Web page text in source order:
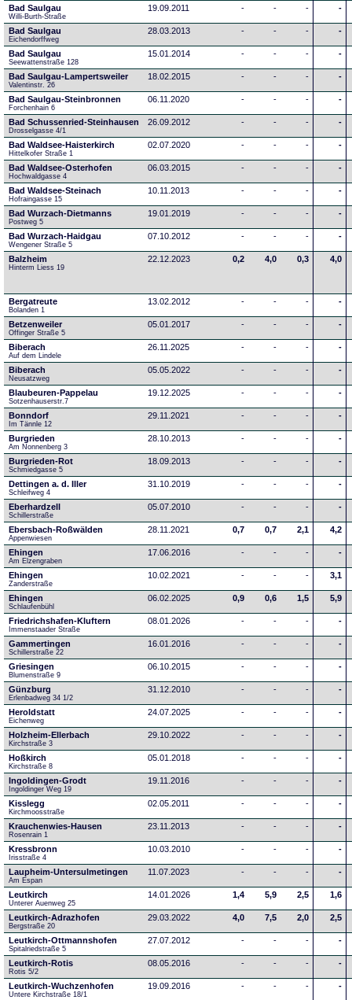
Bad Saulgau
Willi-Burth-Straße
19.09.2011 - - - -
Bad Saulgau
Eichendorffweg
28.03.2013 - - - -
Bad Saulgau
Seewattenstraße 128
15.01.2014 - - - -
Bad Saulgau-Lampertsweiler
Valentinstr. 26
18.02.2015 - - - -
Bad Saulgau-Steinbronnen
Forchenhain 6
06.11.2020 - - - -
Bad Schussenried-Steinhausen
Drosselgasse 4/1
26.09.2012 - - - -
Bad Waldsee-Haisterkirch
Hittelkofer Straße 1
02.07.2020 - - - -
Bad Waldsee-Osterhofen
Hochwaldgasse 4
06.03.2015 - - - -
Bad Waldsee-Steinach
Hofraingasse 15
10.11.2013 - - - -
Bad Wurzach-Dietmanns
Postweg 5
19.01.2019 - - - -
Bad Wurzach-Haidgau
Wengener Straße 5
07.10.2012 - - - -
Balzheim
Hinterm Liess 19
22.12.2023 0,2 4,0 0,3 4,0
Bergatreute
Bolanden 1
13.02.2012 - - - -
Betzenweiler
Offinger Straße 5
05.01.2017 - - - -
Biberach
Auf dem Lindele
26.11.2025 - - - -
Biberach
Neusatzweg
05.05.2022 - - - -
Blaubeuren-Pappelau
Sotzenhauserstr.7
19.12.2025 - - - -
Bonndorf
Im Tännle 12
29.11.2021 - - - -
Burgrieden
Am Nonnenberg 3
28.10.2013 - - - -
Burgrieden-Rot
Schmiedgasse 5
18.09.2013 - - - -
Dettingen a. d. Iller
Schleifweg 4
31.10.2019 - - - -
Eberhardzell
Schillerstraße
05.07.2010 - - - -
Ebersbach-Roßwälden
Appenwiesen
28.11.2021 0,7 0,7 2,1 4,2
Ehingen
Am Elzengraben
17.06.2016 - - - -
Ehingen
Zanderstraße
10.02.2021 - - - 3,1
Ehingen
Schlaufenbühl
06.02.2025 0,9 0,6 1,5 5,9
Friedrichshafen-Kluftern
Immenstaader Straße
08.01.2026 - - - -
Gammertingen
Schillerstraße 22
16.01.2016 - - - -
Griesingen
Blumenstraße 9
06.10.2015 - - - -
Günzburg
Erlenbadweg 34 1/2
31.12.2010 - - - -
Heroldstatt
Eichenweg
24.07.2025 - - - -
Holzheim-Ellerbach
Kirchstraße 3
29.10.2022 - - - -
Hoßkirch
Kirchstraße 8
05.01.2018 - - - -
Ingoldingen-Grodt
Ingoldinger Weg 19
19.11.2016 - - - -
Kisslegg
Kirchmoosstraße
02.05.2011 - - - -
Krauchenwies-Hausen
Rosenrain 1
23.11.2013 - - - -
Kressbronn
Irisstraße 4
10.03.2010 - - - -
Laupheim-Untersulmetingen
Am Espan
11.07.2023 - - - -
Leutkirch
Unterer Auenweg 25
14.01.2026 1,4 5,9 2,5 1,6
Leutkirch-Adrazhofen
Bergstraße 20
29.03.2022 4,0 7,5 2,0 2,5
Leutkirch-Ottmannshofen
Spitalriedstraße 5
27.07.2012 - - - -
Leutkirch-Rotis
Rotis 5/2
08.05.2016 - - - -
Leutkirch-Wuchzenhofen
Untere Kirchstraße 18/1
19.09.2016 - - - -